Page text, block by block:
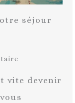
séjour
vite devenir